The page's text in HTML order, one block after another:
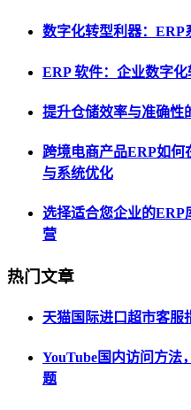
数字化转型利器：ERP
ERP 软件：企业数字
提升仓储效率与准确性
跨境电商产品ERP如何
与系统优化
选择适合您企业的ERP
营
热门文章
天猫国际进口超市客服
YouTube国内访问方法
题